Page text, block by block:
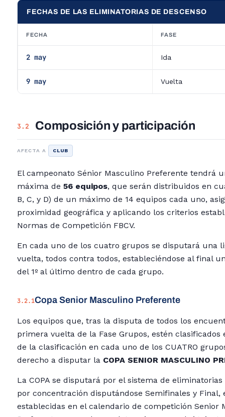
FECHAS DE LAS ELIMINATORIAS DE DESCENSO
FECHA FASE
2 may Ida
9 may Vuelta
3.2 Composición y participación
AFECTA A CLUB
El campeonato Sénior Masculino Preferente tendrá
máxima de 56 equipos, que serán distribuidos en
B, C, y D) de un máximo de 14 equipos cada uno,
proximidad geográfica y aplicando los criterios
Normas de Competición FBCV.
En cada uno de los cuatro grupos se disputará una
vuelta, todos contra todos, estableciéndose al final
del 1º al último dentro de cada grupo.
3.2.1Copa Senior Masculino Preferente
Los equipos que, tras la disputa de todos los
primera vuelta de la Fase Grupos, estén clasificados
de la clasificación en cada uno de los CUATRO
derecho a disputar la COPA SENIOR MASCULINO
La COPA se disputará por el sistema de
por concentración disputándose Semifinales y Final,
establecidas en el calendario de competición Senior